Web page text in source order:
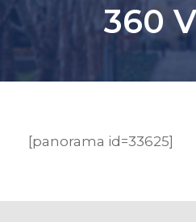
360
[panorama id=33625]